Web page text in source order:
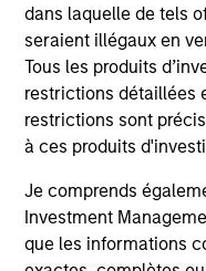
dans laquelle de tels
seraient illégaux en
Tous les produits
restrictions détaillées
restrictions sont
à ces produits
Je comprends
Investment
que les informations
Morgan Stanley